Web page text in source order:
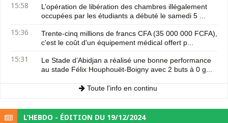
15:58
L’opération de libération des chambres illégalement
occupées par les étudiants a débuté le samedi 5 ...
15:36
Trente-cinq millions de francs CFA (35 000 000 FCFA),
c'est le coût d'un équipement médical offert p...
15:31
Le Stade d’Abidjan a réalisé une bonne performance
au stade Félix Houphouët-Boigny avec 2 buts à 0 g...
Toute l'info en continu
L’HEBDO - ÉDITION DU 19/12/2024